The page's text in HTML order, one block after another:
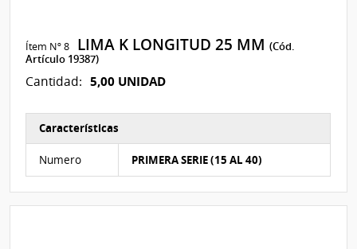
Ítem Nº 8 LIMA K LONGITUD 25 MM(Cód.
Artículo 19387)
Cantidad: 5,00 UNIDAD
Características
Numero PRIMERA SERIE (15 AL 40)